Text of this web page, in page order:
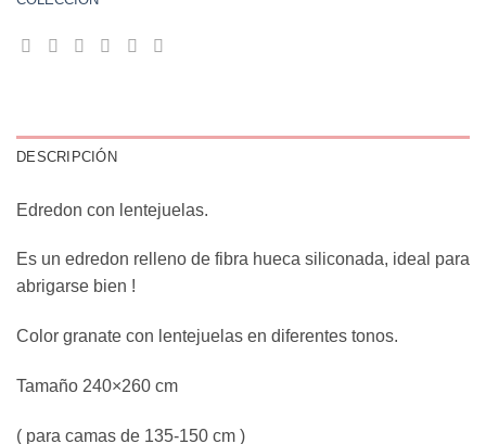
DESCRIPCIÓN
Edredon con lentejuelas.
Es un edredon relleno de fibra hueca siliconada, ideal para
abrigarse bien !
Color granate con lentejuelas en diferentes tonos.
Tamaño 240×260 cm
( para camas de 135-150 cm )